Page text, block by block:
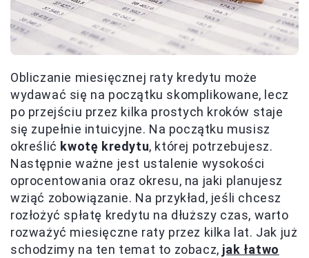
Obliczanie miesięcznej raty kredytu może
wydawać się na początku skomplikowane, lecz
po przejściu przez kilka prostych kroków staje
się zupełnie intuicyjne. Na początku musisz
określić kwotę kredytu, której potrzebujesz.
Następnie ważne jest ustalenie wysokości
oprocentowania oraz okresu, na jaki planujesz
wziąć zobowiązanie. Na przykład, jeśli chcesz
rozłożyć spłatę kredytu na dłuższy czas, warto
rozważyć miesięczne raty przez kilka lat. Jak już
schodzimy na ten temat to zobacz, jak łatwo